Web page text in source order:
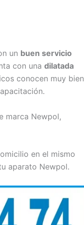
un buen servicio
con una dilatada
conocen muy bien
marca Newpol,
en el mismo
aparato Newpol.